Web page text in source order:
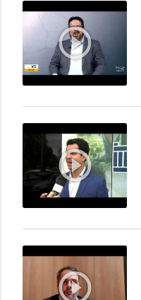
play_circle_outline
play_circle_outline
play_circle_outline